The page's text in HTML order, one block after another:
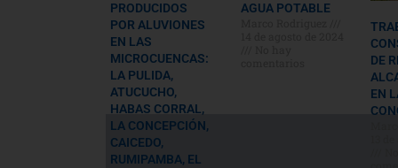
PRODUCIDOS
POR ALUVIONES
EN LAS
MICROCUENCAS:
LA PULIDA,
ATUCUCHO,
HABAS CORRAL,
LA CONCEPCIÓN,
CAICEDO,
RUMIPAMBA, EL
AGUA POTABLE
DE
EN